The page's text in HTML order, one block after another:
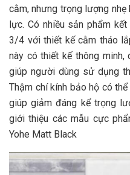
cằm, nhưng trọng lượng
lực. Có nhiều sản phẩm
3/4 với thiết kế cằm tháo
này có thiết kế thông minh,
giúp người dùng sử dụng
Thậm chí kính bảo hộ có
giúp giảm đáng kể trọng
giới thiệu các mẫu cực
Yohe Matt Black